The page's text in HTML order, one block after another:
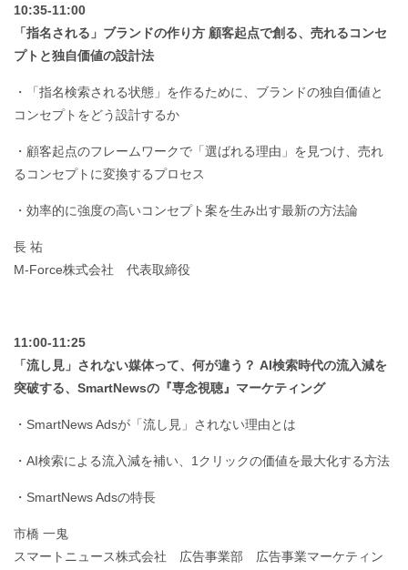
10:35-11:00
「指名される」ブランドの作り方 顧客起点で創る、売れるコンセ
プトと独自価値の設計法
・「指名検索される状態」を作るために、ブランドの独自価値と
コンセプトをどう設計するか
・顧客起点のフレームワークで「選ばれる理由」を見つけ、売れ
るコンセプトに変換するプロセス
・効率的に強度の高いコンセプト案を生み出す最新の方法論
長 祐
M-Force株式会社 代表取締役
11:00-11:25
「流し見」されない媒体って、何が違う？ AI検索時代の流入減を
突破する、SmartNewsの『専念視聴』マーケティング
・SmartNews Adsが「流し見」されない理由とは
・AI検索による流入減を補い、1クリックの価値を最大化する方法
・SmartNews Adsの特長
市橋 一鬼
スマートニュース株式会社 広告事業部 広告事業マーケティン